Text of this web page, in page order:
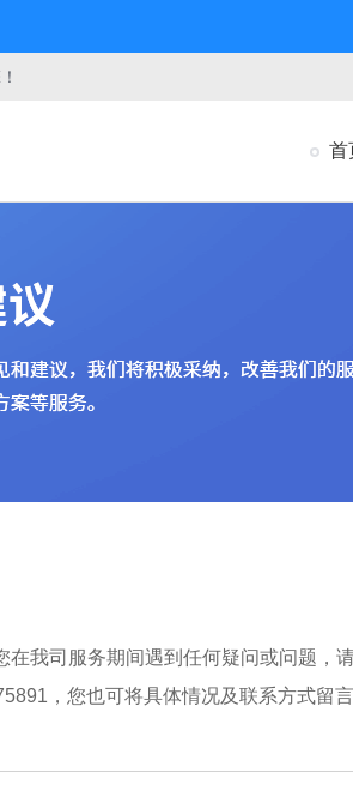
首
在我司服务期间遇到任何疑问或问题，
，您也可将具体情况及联系方式留